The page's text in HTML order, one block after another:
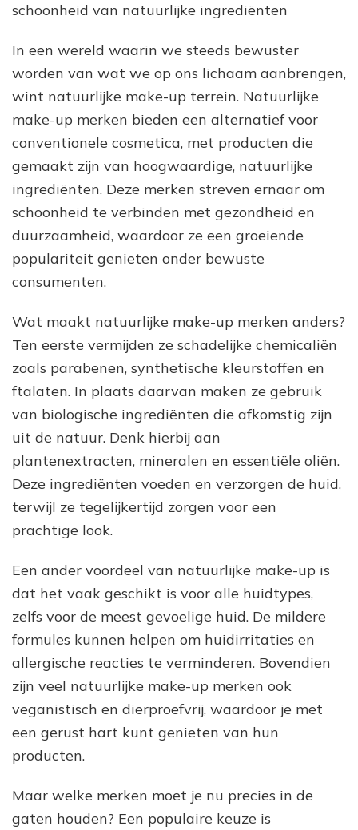
schoonheid van natuurlijke ingrediënten
In een wereld waarin we steeds bewuster
worden van wat we op ons lichaam aanbrengen,
wint natuurlijke make-up terrein. Natuurlijke
make-up merken bieden een alternatief voor
conventionele cosmetica, met producten die
gemaakt zijn van hoogwaardige, natuurlijke
ingrediënten. Deze merken streven ernaar om
schoonheid te verbinden met gezondheid en
duurzaamheid, waardoor ze een groeiende
populariteit genieten onder bewuste
consumenten.
Wat maakt natuurlijke make-up merken anders?
Ten eerste vermijden ze schadelijke chemicaliën
zoals parabenen, synthetische kleurstoffen en
ftalaten. In plaats daarvan maken ze gebruik
van biologische ingrediënten die afkomstig zijn
uit de natuur. Denk hierbij aan
plantenextracten, mineralen en essentiële oliën.
Deze ingrediënten voeden en verzorgen de huid,
terwijl ze tegelijkertijd zorgen voor een
prachtige look.
Een ander voordeel van natuurlijke make-up is
dat het vaak geschikt is voor alle huidtypes,
zelfs voor de meest gevoelige huid. De mildere
formules kunnen helpen om huidirritaties en
allergische reacties te verminderen. Bovendien
zijn veel natuurlijke make-up merken ook
veganistisch en dierproefvrij, waardoor je met
een gerust hart kunt genieten van hun
producten.
Maar welke merken moet je nu precies in de
gaten houden? Een populaire keuze is